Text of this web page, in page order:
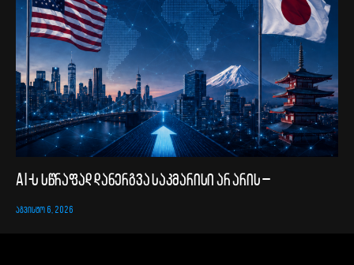
AI-ს სწრაფად დანერგვა საკმარისი არ არის –
ᲐᲒᲕᲘᲡᲢᲝ 6, 2026